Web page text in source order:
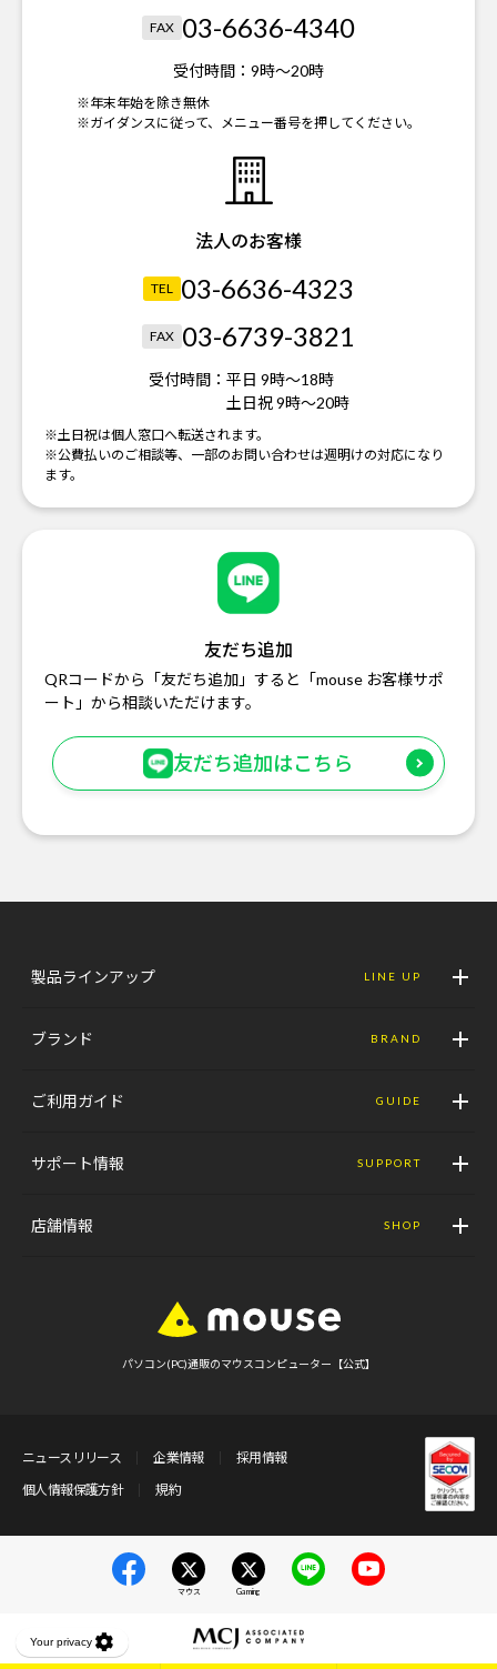
FAX 03-6636-4340
受付時間： 9時～20時
※年末年始を除き無休
※ガイダンスに従って、メニュー番号を押してください。
法人のお客様
TEL 03-6636-4323
FAX 03-6739-3821
受付時間： 平日 9時～18時
土日祝 9時～20時
※土日祝は個人窓口へ転送されます。
※公費払いのご相談等、一部のお問い合わせは週明けの対応になり
ます。
友だち追加
QRコードから「友だち追加」すると「mouse お客様サポ
ート」から相談いただけます。
友だち追加はこちら
製品ラインアップ LINE UP
ブランド BRAND
ご利用ガイド GUIDE
サポート情報 SUPPORT
店舗情報 SHOP
パソコン(PC)通販のマウスコンピューター【公式】
ニュースリリース 企業情報
採用情報
個人情報保護方針
規約
マウス Gaming